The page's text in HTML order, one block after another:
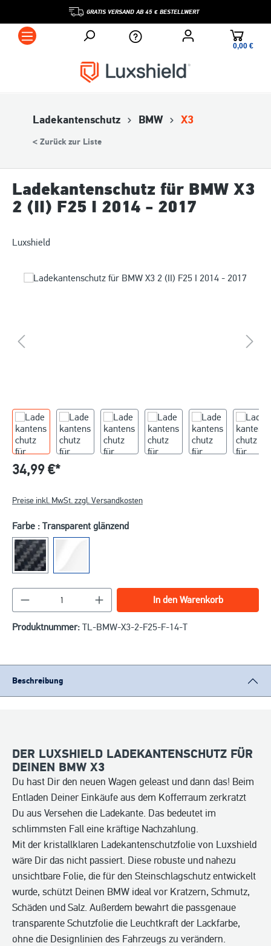
GRATIS VERSAND AB 45 € BESTELLWERT
0,00 €*
Ladekantenschutz BMW X3
< Zurück zur Liste
Ladekantenschutz für BMW X3
2 (II) F25 I 2014 - 2017
Luxshield
34,99 €*
Preise inkl. MwSt. zzgl. Versandkosten
Farbe : Transparent glänzend
Produkt Anzahl: Gib den gewünschten Wert
In den Warenkorb
Produktnummer: TL-BMW-X3-2-F25-F-14-T
Beschreibung
DER LUXSHIELD LADEKANTENSCHUTZ FÜR
DEINEN BMW X3
Du hast Dir den neuen Wagen geleast und dann das! Beim
Entladen Deiner Einkäufe aus dem Kofferraum zerkratzt
Du aus Versehen die Ladekante. Das bedeutet im
schlimmsten Fall eine kräftige Nachzahlung.
Mit der kristallklaren Ladekantenschutzfolie von Luxshield
wäre Dir das nicht passiert. Diese robuste und nahezu
unsichtbare Folie, die für den Steinschlagschutz entwickelt
wurde, schützt Deinen BMW ideal vor Kratzern, Schmutz,
Schäden und Salz. Außerdem bewahrt die passgenaue
transparente Schutzfolie die Leuchtkraft der Lackfarbe,
ohne die Designlinien des Fahrzeugs zu verändern.